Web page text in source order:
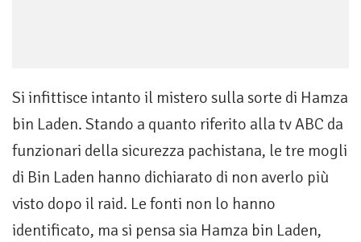
Si infittisce intanto il mistero sulla sorte di Hamza
bin Laden. Stando a quanto riferito alla tv ABC da
funzionari della sicurezza pachistana, le tre mogli
di Bin Laden hanno dichiarato di non averlo più
visto dopo il raid. Le fonti non lo hanno
identificato, ma si pensa sia Hamza bin Laden,